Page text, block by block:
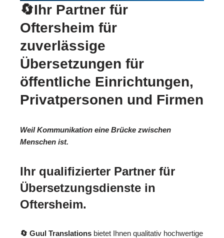
🔄Ihr Partner für
Oftersheim für
zuverlässige
Übersetzungen für
öffentliche Einrichtungen,
Privatpersonen und Firmen
Weil Kommunikation eine Brücke zwischen
Menschen ist.
Ihr qualifizierter Partner für
Übersetzungsdienste in
Oftersheim.
🔄 Guul Translations bietet Ihnen qualitativ hochwertige